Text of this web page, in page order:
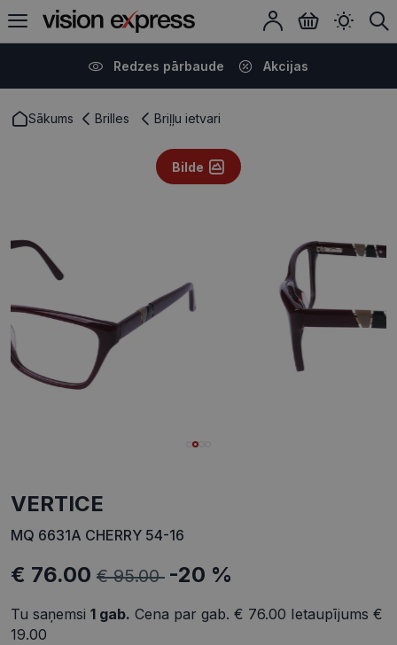
Redzes pārbaude Akcijas
Sākums Brilles Briļļu ietvari
Bilde
VERTICE
MQ 6631A CHERRY 54-16
€ 76.00 € 95.00 -20 %
Tu saņemsi 1 gab. Cena par gab. € 76.00 Ietaupījums €
19.00